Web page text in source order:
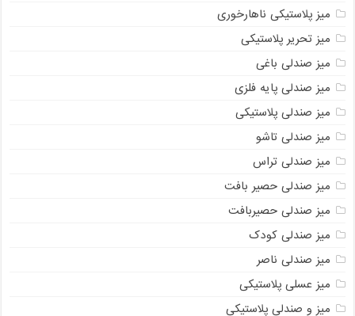
میز پلاستیکی ناهارخوری
میز تحریر پلاستیکی
میز صندلی باغی
میز صندلی پایه فلزی
میز صندلی پلاستیکی
میز صندلی تاشو
میز صندلی تراس
میز صندلی حصیر بافت
میز صندلی حصیربافت
میز صندلی کودک
میز صندلی ناصر
میز عسلی پلاستیکی
میز و صندلی پلاستیکی